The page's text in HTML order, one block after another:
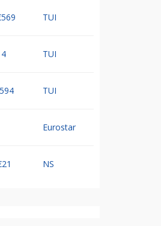
TUI
TUI
TUI
Eurostar
NS